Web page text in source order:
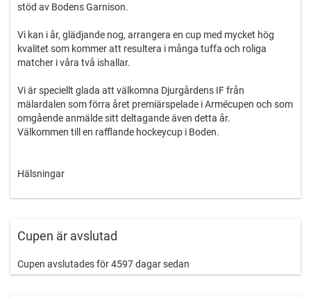
stöd av Bodens Garnison.
Vi kan i år, glädjande nog, arrangera en cup med mycket hög
kvalitet som kommer att resultera i många tuffa och roliga
matcher i våra två ishallar.
Vi är speciellt glada att välkomna Djurgårdens IF från
mälardalen som förra året premiärspelade i Armécupen och som
omgående anmälde sitt deltagande även detta år.
Välkommen till en rafflande hockeycup i Boden.
Hälsningar
Cupgeneral AC14
Cupen är avslutad
Cupen avslutades för 4597 dagar sedan